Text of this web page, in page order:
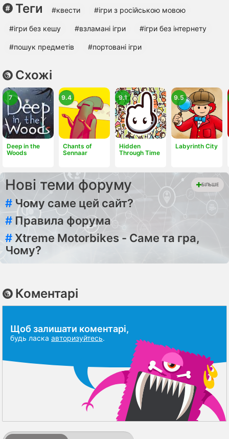
Теги #квести #ігри з російською мовою
#ігри без кешу #взламані ігри #ігри без інтернету
#пошук предметів #портовані ігри
Схожі
Deep in the
Woods
7
Chants of
Sennaar
9.4
Hidden
Through Time
9.1
Labyrinth City
9.5
Нові теми форуму БІЛЬШЕ
# Чому саме цей сайт?
# Правила форума
# Xtreme Motorbikes - Саме та гра,
Чому?
Коментарі
Щоб залишати коментарі,
будь ласка авторизуйтесь.